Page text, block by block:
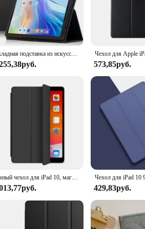
from high-quality polyurethane, this case is
also provides a comfortable grip, making it
design make it easy to carry, while the
life to the tranquility of the great outdoors. It's a
case's design is thoughtfully crafted to
style and functionality that resonates with the
Складная подставка из искусственной кожи Folio для TCL TAB 10 Gen 2, чехол 10,36 дюйма, магнитный чехол для планшетного ПК с ремешком на руку
573,85руб.
Умный чехол для iPad 10, магнитный чехол-подставка из искусственной кожи для iPad 10,2 Air 1 2 3 4 5 7 8 9 10 5-6-го поколения 9,7 дюйма
429,83руб.